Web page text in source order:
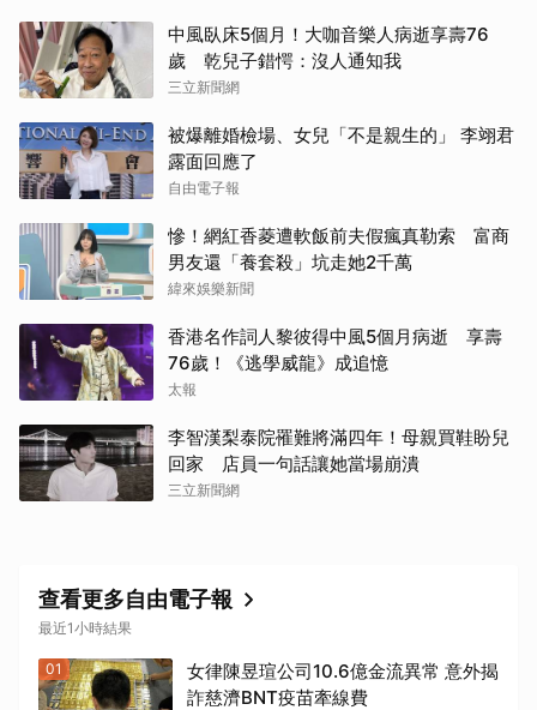
中風臥床5個月！大咖音樂人病逝享壽76
歲 乾兒子錯愕：沒人通知我
三立新聞網
被爆離婚檢場、女兒「不是親生的」 李翊君
露面回應了
自由電子報
慘！網紅香菱遭軟飯前夫假瘋真勒索 富商
男友還「養套殺」坑走她2千萬
緯來娛樂新聞
香港名作詞人黎彼得中風5個月病逝 享壽
76歲！《逃學威龍》成追憶
太報
李智漢梨泰院罹難將滿四年！母親買鞋盼兒
回家 店員一句話讓她當場崩潰
三立新聞網
查看更多自由電子報
最近1小時結果
01
女律陳昱瑄公司10.6億金流異常 意外揭
詐慈濟BNT疫苗牽線費